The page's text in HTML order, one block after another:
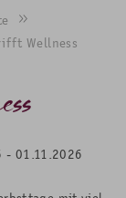
Wellness
- 01.11.2026